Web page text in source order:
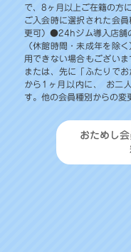
で、8ヶ月以上ご在籍の方
ご入会時に選択された会
更可）●24hジム導入店舗
（休館時間・未成年を除
用できない場合もござい
または、先に「ふたりで
から1ヶ月以内に、 お二
す。他の会員種別からの変
おためし